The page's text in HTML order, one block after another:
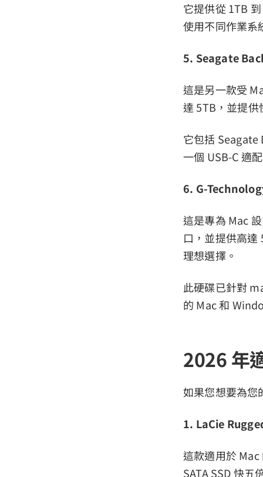
它提供從 1TB
使用不同作業系
5. Seagate
這是另一款受
達 5TB，並提
它包括 Seagate
一個 USB-C 適
6. G-
這是專為 Mac
口，並提供高
理想選擇。
此硬碟已針對
的 Mac 和
2026 年
如果您想要為您
1. LaCie
這款適用於
SATA SSD 快